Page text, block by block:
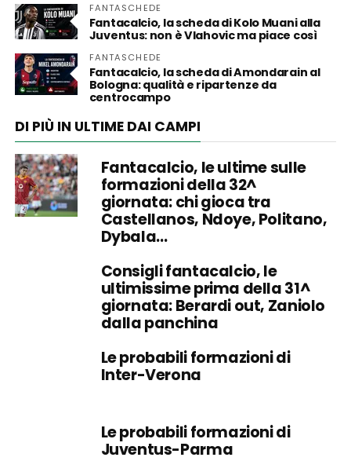
FANTASCHEDE
Fantacalcio, la scheda di Kolo Muani alla
Juventus: non è Vlahovic ma piace così
FANTASCHEDE
Fantacalcio, la scheda di Amondarain al
Bologna: qualità e ripartenze da
centrocampo
DI PIÙ IN ULTIME DAI CAMPI
Fantacalcio, le ultime sulle
formazioni della 32^
giornata: chi gioca tra
Castellanos, Ndoye, Politano,
Dybala…
Consigli fantacalcio, le
ultimissime prima della 31^
giornata: Berardi out, Zaniolo
dalla panchina
Le probabili formazioni di
Inter-Verona
Le probabili formazioni di
Juventus-Parma